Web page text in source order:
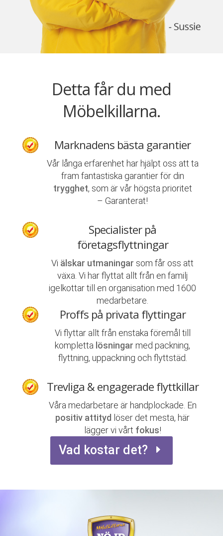
Detta får du med
Möbelkillarna.
Marknadens bästa garantier
Vår långa erfarenhet har hjälpt oss att ta
fram fantastiska garantier för din
trygghet, som är vår högsta prioritet
– Garanterat!
Specialister på
företagsflyttningar
Vi älskar utmaningar som får oss att
växa. Vi har flyttat allt från en familj
igelkottar till en organisation med 1600
medarbetare.
Proffs på privata flyttingar
Vi flyttar allt från enstaka föremål till
kompletta lösningar med packning,
flyttning, uppackning och flyttstäd.
Trevliga & engagerade flyttkillar
Våra medarbetare är handplockade. En
positiv attityd löser det mesta, här
lägger vi vårt fokus!
Vad kostar det?